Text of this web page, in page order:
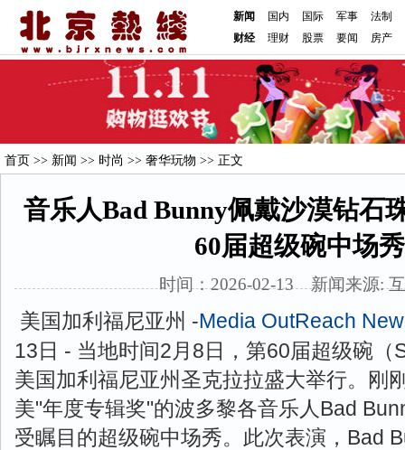
新闻 国内 国际 军事
法制
财经
理财 股票 要闻 房产
首页 >> 新闻 >> 时尚 >> 奢华玩物 >> 正文
音乐人Bad Bunny佩戴沙漠钻石
60届超级碗中场秀
时间：2026-02-13 新闻来源:
美国加利福尼亚州 -Media OutReach
13日 - 当地时间2月8日，第60届超级碗（
美国加利福尼亚州圣克拉拉盛大举行。刚
美"年度专辑奖"的波多黎各音乐人Bad
受瞩目的超级碗中场秀。此次表演，Bad